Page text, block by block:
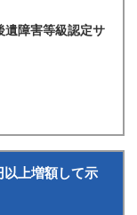
遺障害等級認定サ
上増額して示